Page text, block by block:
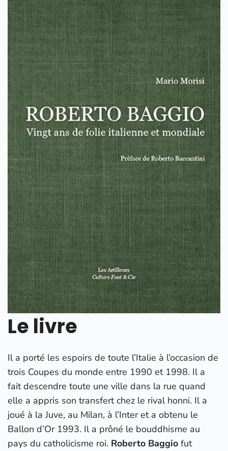
Le livre
Il a porté les espoirs de toute l’Italie à l’occasion de
trois Coupes du monde entre 1990 et 1998. Il a
fait descendre toute une ville dans la rue quand
elle a appris son transfert chez le rival honni. Il a
joué à la Juve, au Milan, à l’Inter et a obtenu le
Ballon d’Or 1993. Il a prôné le bouddhisme au
pays du catholicisme roi. Roberto Baggio fut